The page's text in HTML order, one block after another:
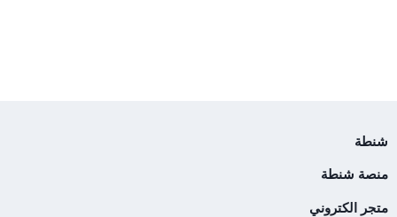
شنطة
منصة شنطة
متجر الكتروني